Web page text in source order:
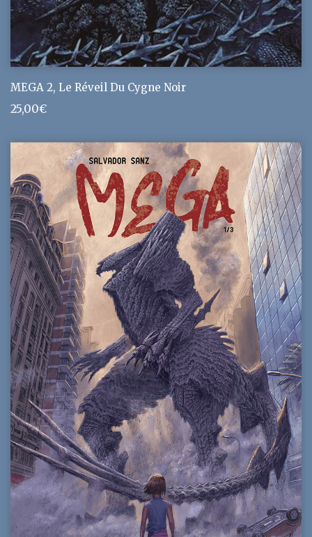
MEGA 2, Le Réveil Du Cygne Noir
25,00€